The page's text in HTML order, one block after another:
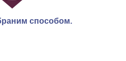
способом.